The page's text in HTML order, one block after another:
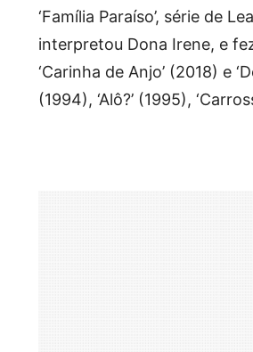
‘Família Paraíso’, série de
interpretou Dona Irene, e
‘Carinha de Anjo’ (2018) e
(1994), ‘Alô?’ (1995),